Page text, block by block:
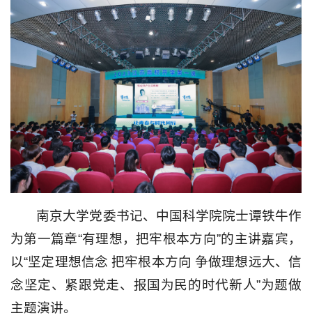
南京大学党委书记、中国科学院院士谭铁牛作
为第一篇章“有理想，把牢根本方向”的主讲嘉宾，
以“坚定理想信念 把牢根本方向 争做理想远大、信
念坚定、紧跟党走、报国为民的时代新人”为题做
主题演讲。